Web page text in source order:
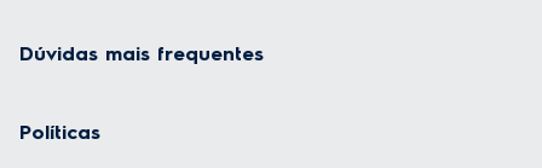
Dúvidas mais frequentes
Políticas